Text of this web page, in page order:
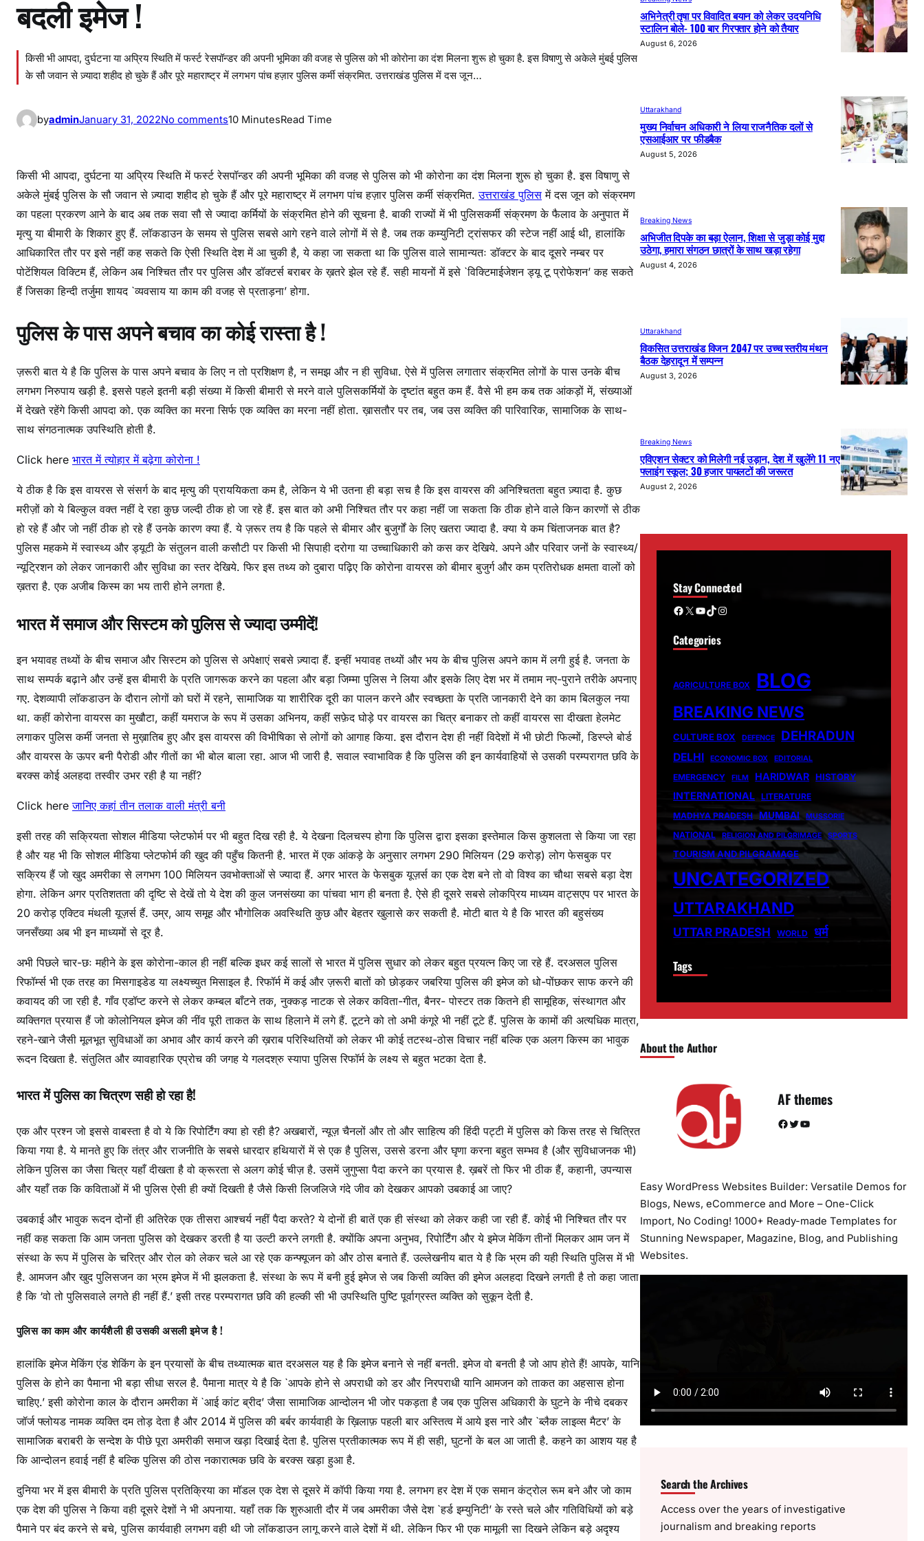
बदली इमेज !
किसी भी आपदा, दुर्घटना या अप्रिय स्थिति में फर्स्ट रेसपॉन्डर की अपनी भूमिका की वजह से पुलिस को भी कोरोना का दंश मिलना शुरू हो चुका है. इस विषाणु से अकेले मुंबई पुलिस
के सौ जवान से ज़्यादा शहीद हो चुके हैं और पूरे महाराष्ट्र में लगभग पांच हज़ार पुलिस कर्मी संक्रमित. उत्तराखंड पुलिस में दस जून…
byadminJanuary 31, 2022No commentso
र
त
पु
लि
स
:
को
ना
का
में
फ्रं
ट
की
भू
मि
का
से
ली
!
10 MinutesRead Time
किसी भी आपदा, दुर्घटना या अप्रिय स्थिति में फर्स्ट रेसपॉन्डर की अपनी भूमिका की वजह से पुलिस को भी कोरोना का दंश मिलना शुरू हो चुका है. इस विषाणु से
अकेले मुंबई पुलिस के सौ जवान से ज़्यादा शहीद हो चुके हैं और पूरे महाराष्ट्र में लगभग पांच हज़ार पुलिस कर्मी संक्रमित.उत्तराखंड पुलिस में दस जून को संक्रमण
का पहला प्रकरण आने के बाद अब तक सवा सौ से ज्यादा कर्मियों के संक्रमित होने की सूचना है. बाकी राज्यों में भी पुलिसकर्मी संक्रमण के फैलाव के अनुपात में
मृत्यु या बीमारी के शिकार हुए हैं. लॉकडाउन के समय से पुलिस सबसे आगे रहने वाले लोगों में से है. जब तक कम्युनिटी ट्रांसफर की स्टेज नहीं आई थी, हालांकि
आधिकारित तौर पर इसे नहीं कह सकते कि ऐसी स्थिति देश में आ चुकी है, ये कहा जा सकता था कि पुलिस वाले सामान्यतः डॉक्टर के बाद दूसरे नम्बर पर
पोटेंशियल विक्टिम हैं, लेकिन अब निश्चित तौर पर पुलिस और डॉक्टर्स बराबर के ख़तरे झेल रहे हैं. सही मायनों में इसे `विक्टिमाईजेशन ड्यू टू प्रोफेशन’ कह सकते
हैं जिसका हिन्दी तर्जुमा शायद `व्यवसाय या काम की वजह से प्रताड़ना’ होगा.
पुलिस के पास अपने बचाव का कोई रास्ता है !
ज़रूरी बात ये है कि पुलिस के पास अपने बचाव के लिए न तो प्रशिक्षण है, न समझ और न ही सुविधा. ऐसे में पुलिस लगातार संक्रमित लोगों के पास उनके बीच
लगभग निरुपाय खड़ी है. इससे पहले इतनी बड़ी संख्या में किसी बीमारी से मरने वाले पुलिसकर्मियों के दृष्टांत बहुत कम हैं. वैसे भी हम कब तक आंकड़ों में, संख्याओं
में देखते रहेंगे किसी आपदा को. एक व्यक्ति का मरना सिर्फ एक व्यक्ति का मरना नहीं होता. ख़ासतौर पर तब, जब उस व्यक्ति की पारिवारिक, सामाजिक के साथ-
साथ संगठनात्मक उपस्थिति होती है.
Click here भारत में त्योहार में बढ़ेगा कोरोना !
ये ठीक है कि इस वायरस से संसर्ग के बाद मृत्यु की प्राययिकता कम है, लेकिन ये भी उतना ही बड़ा सच है कि इस वायरस की अनिश्चितता बहुत ज़्यादा है. कुछ
मरीज़ों को ये बिल्कुल वक्त नहीं दे रहा कुछ जल्दी ठीक हो जा रहे हैं. इस बात को अभी निश्चित तौर पर कहा नहीं जा सकता कि ठीक होने वाले किन कारणों से ठीक
हो रहे हैं और जो नहीं ठीक हो रहे हैं उनके कारण क्या हैं. ये ज़रूर तय है कि पहले से बीमार और बुजुर्गों के लिए खतरा ज्यादा है. क्या ये कम चिंताजनक बात है?
पुलिस महकमे में स्वास्थ्य और ड्यूटी के संतुलन वाली कसौटी पर किसी भी सिपाही दरोगा या उच्चाधिकारी को कस कर देखिये. अपने और परिवार जनों के स्वास्थ्य/
न्यूट्रिशन को लेकर जानकारी और सुविधा का स्तर देखिये. फिर इस तथ्य को दुबारा पढ़िए कि कोरोना वायरस को बीमार बुजुर्ग और कम प्रतिरोधक क्षमता वालों को
ख़तरा है. एक अजीब किस्म का भय तारी होने लगता है.
भारत में समाज और सिस्टम को पुलिस से ज्यादा उम्मीदें!
इन भयावह तथ्यों के बीच समाज और सिस्टम को पुलिस से अपेक्षाएं सबसे ज़्यादा हैं. इन्हीं भयावह तथ्यों और भय के बीच पुलिस अपने काम में लगी हुई है. जनता के
साथ सम्पर्क बढ़ाने और उन्हें इस बीमारी के प्रति जागरूक करने का पहला और बड़ा जिम्मा पुलिस ने लिया और इसके लिए देश भर में तमाम नए-पुराने तरीके अपनाए
गए. देशव्यापी लॉकडाउन के दौरान लोगों को घरों में रहने, सामाजिक या शारीरिक दूरी का पालन करने और स्वच्छता के प्रति जानकारी देने का काम बिलकुल नया
था. कहीं कोरोना वायरस का मुखौटा, कहीं यमराज के रूप में उसका अभिनय, कहीं सफ़ेद घोड़े पर वायरस का चित्र बनाकर तो कहीं वायरस सा दीखता हेलमेट
लगाकर पुलिस कर्मी जनता से मुख़ातिब हुए और इस वायरस की विभीषिका से लोगों को आगाह किया. इस दौरान देश ही नहीं विदेशों में भी छोटी फिल्मों, डिस्प्ले बोर्ड
और वायरस के ऊपर बनी पैरोडी और गीतों का भी बोल बाला रहा. आज भी जारी है. सवाल स्वाभाविक है कि पुलिस की इन कार्यवाहियों से उसकी परम्परागत छवि के
बरक्स कोई अलहदा तस्वीर उभर रही है या नहीं?
Click hereजानिए कहां तीन तलाक वाली मंत्री बनी
इसी तरह की सक्रियता सोशल मीडिया प्लेटफोर्म पर भी बहुत दिख रही है. ये देखना दिलचस्प होगा कि पुलिस द्वारा इसका इस्तेमाल किस कुशलता से किया जा रहा
है और यह भी कि सोशल मीडिया प्लेटफोर्म की खुद की पहुँच कितनी है. भारत में एक आंकड़े के अनुसार लगभग 290 मिलियन (29 करोड़) लोग फेसबुक पर
सक्रिय हैं जो खुद अमरीका से लगभग 100 मिलियन उवभोक्ताओं से ज्यादा हैं. अगर भारत के फेसबुक यूज़र्स का एक देश बने तो वो विश्व का चौथा सबसे बड़ा देश
होगा. लेकिन अगर प्रतिशतता की दृष्टि से देखें तो ये देश की कुल जनसंख्या का पांचवा भाग ही बनता है. ऐसे ही दूसरे सबसे लोकप्रिय माध्यम वाट्सएप पर भारत के
20 करोड़ एक्टिव मंथली यूज़र्स हैं. उम्र, आय समूह और भौगोलिक अवस्थिति कुछ और बेहतर खुलासे कर सकती है. मोटी बात ये है कि भारत की बहुसंख्य
जनसँख्या अब भी इन माध्यमों से दूर है.
अभी पिछले चार-छः महीने के इस कोरोना-काल ही नहीं बल्कि इधर कई सालों से भारत में पुलिस सुधार को लेकर बहुत प्रयत्न किए जा रहे हैं. दरअसल पुलिस
रिफॉर्म्स भी एक तरह का मिसगाइडेड या लक्ष्यच्युत मिसाइल है. रिफॉर्म में कई और ज़रूरी बातों को छोड़कर जबरिया पुलिस की इमेज को धो-पोंछकर साफ करने की
कवायद की जा रही है. गाँव एडॉप्ट करने से लेकर कम्बल बाँटने तक, नुक्कड़ नाटक से लेकर कविता-गीत, बैनर- पोस्टर तक कितने ही सामूहिक, संस्थागत और
व्यक्तिगत प्रयास हैं जो कोलोनियल इमेज की नींव पूरी ताकत के साथ हिलाने में लगे हैं. टूटने को तो अभी कंगूरे भी नहीं टूटे हैं. पुलिस के कामों की अत्यधिक मात्रा,
रहने-खाने जैसी मूलभूत सुविधाओं का अभाव और कार्य करने की ख़राब परिस्थितियों को लेकर भी कोई तटस्थ-ठोस विचार नहीं बल्कि एक अलग किस्म का भावुक
रूदन दिखता है. संतुलित और व्यावहारिक एप्रोच की जगह ये गलदश्रु स्यापा पुलिस रिफॉर्म के लक्ष्य से बहुत भटका देता है.
भारत में पुलिस का चित्रण सही हो रहा है!
एक और प्रश्न जो इससे वाबस्ता है वो ये कि रिपोर्टिंग क्या हो रही है? अखबारों, न्यूज़ चैनलों और तो और साहित्य की हिंदी पट्टी में पुलिस को किस तरह से चित्रित
किया गया है. ये मानते हुए कि तंत्र और राजनीति के सबसे धारदार हथियारों में से एक है पुलिस, उससे डरना और घृणा करना बहुत सम्भव है (और सुविधाजनक भी)
लेकिन पुलिस का जैसा चित्र यहाँ दीखता है वो क्रूरता से अलग कोई चीज़ है. उसमें जुगुप्सा पैदा करने का प्रयास है. ख़बरें तो फिर भी ठीक हैं, कहानी, उपन्यास
और यहाँ तक कि कविताओं में भी पुलिस ऐसी ही क्यों दिखती है जैसे किसी लिजलिजे गंदे जीव को देखकर आपको उबकाई आ जाए?
उबकाई और भावुक रूदन दोनों ही अतिरेक एक तीसरा आश्चर्य नहीं पैदा करते? ये दोनों ही बातें एक ही संस्था को लेकर कही जा रही हैं. कोई भी निश्चित तौर पर
नहीं कह सकता कि आम जनता पुलिस को देखकर डरती है या उल्टी करने लगती है. क्योंकि अपना अनुभव, रिपोर्टिंग और ये इमेज मेकिंग तीनों मिलकर आम जन में
संस्था के रूप में पुलिस के चरित्र और रोल को लेकर चले आ रहे एक कन्फ्यूजन को और ठोस बनाते हैं. उल्लेखनीय बात ये है कि भ्रम की यही स्थिति पुलिस में भी
है. आमजन और खुद पुलिसजन का भ्रम इमेज में भी झलकता है. संस्था के रूप में बनी हुई इमेज से जब किसी व्यक्ति की इमेज अलहदा दिखने लगती है तो कहा जाता
है कि ‘वो तो पुलिसवाले लगते ही नहीं हैं.’ इसी तरह परम्परागत छवि की हल्की सी भी उपस्थिति पुष्टि पूर्वाग्रस्त व्यक्ति को सुकून देती है.
पुलिस का काम और कार्यशैली ही उसकी असली इमेज है !
हालांकि इमेज मेकिंग एंड शेकिंग के इन प्रयासों के बीच तथ्यात्मक बात दरअसल यह है कि इमेज बनाने से नहीं बनती. इमेज वो बनती है जो आप होते हैं! आपके, यानि
पुलिस के होने का पैमाना भी बड़ा सीधा सरल है. पैमाना मात्र ये है कि `आपके होने से अपराधी को डर और निरपराधी यानि आमजन को ताकत का अहसास होना
चाहिए.’ इसी कोरोना काल के दौरान अमरीका में `आई कांट ब्रीद’ जैसा सामाजिक आन्दोलन भी जोर पकड़ता है जब एक पुलिस अधिकारी के घुटने के नीचे दबकर
जॉर्ज फ्लोयड नामक व्यक्ति दम तोड़ देता है और 2014 में पुलिस की बर्बर कार्यवाही के ख़िलाफ़ पहली बार अस्तित्व में आये इस नारे और `ब्लैक लाइव्स मैटर’ के
सामाजिक बराबरी के सन्देश के पीछे पूरा अमरीकी समाज खड़ा दिखाई देता है. पुलिस प्रतीकात्मक रूप में ही सही, घुटनों के बल आ जाती है. कहने का आशय यह है
कि आन्दोलन हवाई नहीं है बल्कि पुलिस की ठोस नकारात्मक छवि के बरक्स खड़ा हुआ है.
दुनिया भर में इस बीमारी के प्रति पुलिस प्रतिक्रिया का मॉडल एक देश से दूसरे में कॉपी किया गया है. लगभग हर देश में एक समान कंट्रोल रूम बने और जो काम
एक देश की पुलिस ने किया वही दूसरे देशों ने भी अपनाया. यहाँ तक कि शुरुआती दौर में जब अमरीका जैसे देश `हर्ड इम्युनिटी’ के रस्ते चले और गतिविधियों को बड़े
पैमाने पर बंद करने से बचे, पुलिस कार्यवाही लगभग वही थी जो लॉकडाउन लागू करने वाले देशों में थी. लेकिन फिर भी एक मामूली सा दिखने लेकिन बड़े अदृश्य
अभिनेत्री तृषा पर विवादित बयान को लेकर उदयनिधि
स्टालिन बोले- 100 बार गिरफ्तार होने को तैयार
August 6, 2026
Uttarakhand
मुख्य निर्वाचन अधिकारी ने लिया राजनैतिक दलों से
एसआईआर पर फीडबैक
August 5, 2026
Breaking News
अभिजीत दिपके का बड़ा ऐलान, शिक्षा से जुड़ा कोई मुद्दा
उठेगा, हमारा संगठन छात्रों के साथ खड़ा रहेगा
August 4, 2026
Uttarakhand
विकसित उत्तराखंड विजन 2047 पर उच्च स्तरीय मंथन
बैठक देहरादून में सम्पन्न
August 3, 2026
Breaking News
एविएशन सेक्टर को मिलेगी नई उड़ान, देश में खुलेंगे 11 नए
फ्लाइंग स्कूल; 30 हजार पायलटों की जरूरत
August 2, 2026
Stay Connected
Facebook X YouTube TikTok Instagram
Categories
AGRICULTURE BOX BLOG
BREAKING NEWS
CULTURE BOX DEFENCE DEHRADUN
DELHI ECONOMIC BOX EDITORIAL
EMERGENCY FILM HARIDWAR HISTORY
INTERNATIONAL
LITERATURE
MADHYA PRADESH MUMBAI MUSSORIE
NATIONAL RELIGION AND PILGRIMAGE SPORTS
TOURISM AND PILGRAMAGE
UNCATEGORIZED
UTTARAKHAND
UTTAR PRADESH WORLD धर्म
Tags
About the Author
AF themes
Facebook Twitter YouTube
Easy WordPress Websites Builder: Versatile Demos for
Blogs, News, eCommerce and More – One-Click
Import, No Coding! 1000+ Ready-made Templates for
Stunning Newspaper, Magazine, Blog, and Publishing
Websites.
Search the Archives
Access over the years of investigative
journalism and breaking reports